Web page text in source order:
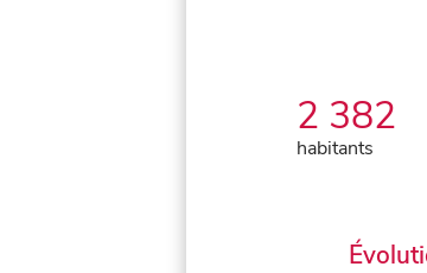
2 382
habitants